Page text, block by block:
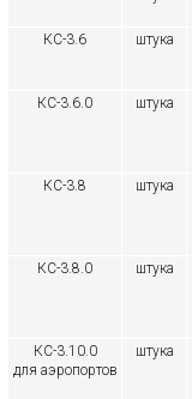
КС-3.6 штука
КС-3.6.0 штука
КС-3.8 штука
КС-3.8.0 штука
КС-3.10.0
для аэропортов
штука